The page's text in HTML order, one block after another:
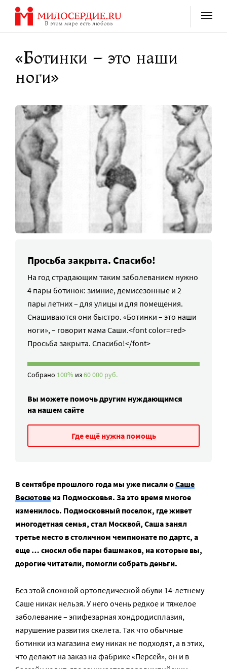
Перейти
содержанию
«Ботинки – это наши
ноги»
Просьба закрыта. Спасибо!
На год страдающим таким заболеванием нужно
4 пары ботинок: зимние, демисезонные и 2
пары летних – для улицы и для помещения.
Снашиваются они быстро. «Ботинки – это наши
ноги», – говорит мама Саши.<font color=red>
Просьба закрыта. Спасибо!</font>
Собрано 100% из60 000 руб.
Вы можете помочь другим нуждающимся
на нашем сайте
Где ещё нужна помощь
В сентябре прошлого года мы уже писали оСаше
Весютове из Подмосковья. За это время многое
изменилось. Подмосковный поселок, где живет
многодетная семья, стал Москвой, Саша занял
третье место в столичном чемпионате по дартс, а
еще … сносил обе пары башмаков, на которые вы,
дорогие читатели, помогли собрать деньги.
Без этой сложной ортопедической обуви 14-летнему
Саше никак нельзя. У него очень редкое и тяжелое
заболевание – эпифезарная хондродисплазия,
нарушение развития скелета. Так что обычные
ботинки из магазина ему никак не подходят, а в этих,
что делают на заказ на фабрике «Персей», он и в